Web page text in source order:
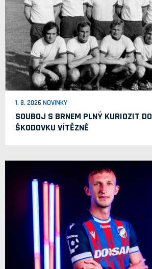
1. 8. 2026 NOVINKY
SOUBOJ S BRNEM PLNÝ KURIOZIT
ŠKODOVKU VÍTĚZNĚ